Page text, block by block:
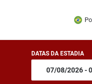
DATAS DA ESTADIA